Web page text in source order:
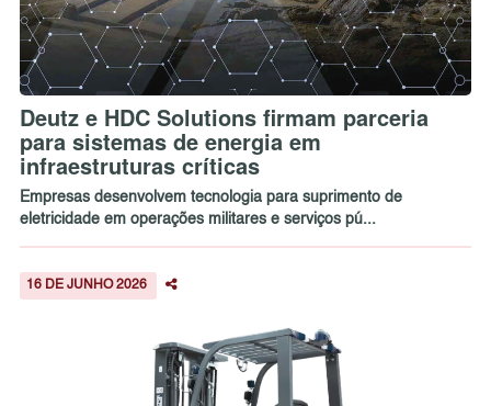
Deutz e HDC Solutions firmam parceria
para sistemas de energia em
infraestruturas críticas
Empresas desenvolvem tecnologia para suprimento de
eletricidade em operações militares e serviços pú...
16 DE JUNHO 2026